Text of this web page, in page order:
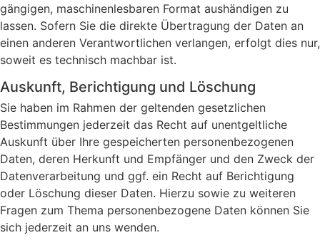
gängigen, maschinenlesbaren Format aushändigen zu
lassen. Sofern Sie die direkte Übertragung der Daten an
einen anderen Verantwortlichen verlangen, erfolgt dies nur,
soweit es technisch machbar ist.
Auskunft, Berichtigung und Löschung
Sie haben im Rahmen der geltenden gesetzlichen
Bestimmungen jederzeit das Recht auf unentgeltliche
Auskunft über Ihre gespeicherten personenbezogenen
Daten, deren Herkunft und Empfänger und den Zweck der
Datenverarbeitung und ggf. ein Recht auf Berichtigung
oder Löschung dieser Daten. Hierzu sowie zu weiteren
Fragen zum Thema personenbezogene Daten können Sie
sich jederzeit an uns wenden.